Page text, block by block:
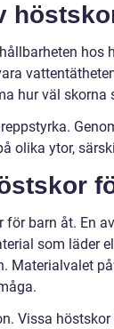
hos
hur väl
olika ytor,
barn åt. En
som läder
Materialvalet
Vissa